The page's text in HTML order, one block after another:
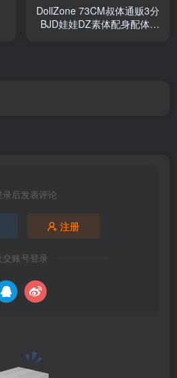
DollZone 73CM叔体通贩3分
BJD娃娃DZ素体配身配体官
录后发表评论
注册
交账号登录